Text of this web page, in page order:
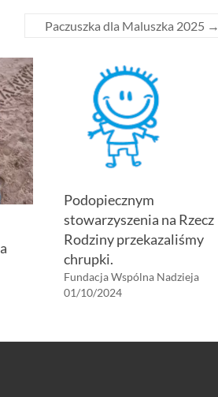
Paczuszka dla Maluszka 2025 →
Podopiecznym
stowarzyszenia na Rzecz
Rodziny przekazaliśmy
chrupki.
Fundacja Wspólna Nadzieja
01/10/2024